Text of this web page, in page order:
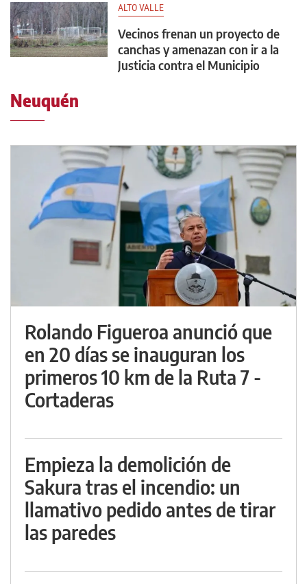
ALTO VALLE
Vecinos frenan un proyecto de
canchas y amenazan con ir a la
Justicia contra el Municipio
Neuquén
Rolando Figueroa anunció que
en 20 días se inauguran los
primeros 10 km de la Ruta 7 -
Cortaderas
Empieza la demolición de
Sakura tras el incendio: un
llamativo pedido antes de tirar
las paredes